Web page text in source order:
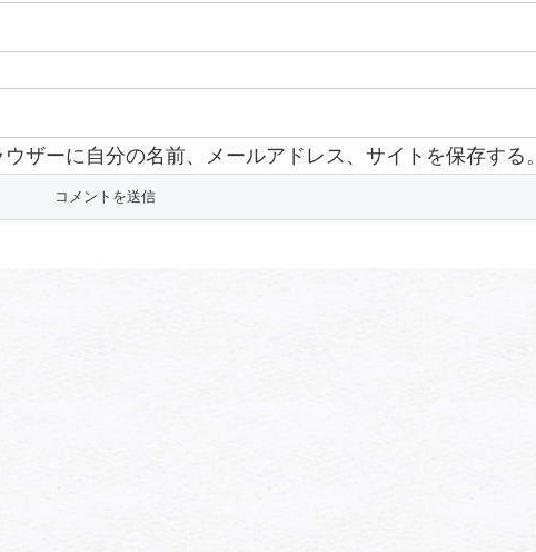
ザーに自分の名前、メールアドレス、サイトを保存する。